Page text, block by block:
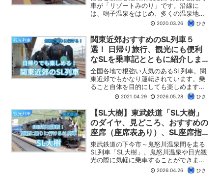
を紹介します！
車が「リゾートみのり」です。沿線に
は、鳴子温泉をはじめ、多くの温泉地が
あり、温泉へのアクセスにも最適です。
仙台～新庄の都市間移動にも使える列車
です。この記事では、「リゾートみの
り」の概要や車内の様子に加え...
2020.03.26 ひさ
観光列車
関東近郊おすすめのSL列車５
選！ 日帰り旅行、観光にも便利
なSLを乗車記とともに紹介しま
す！（2026年版）
全国各地で根強い人気のあるSL列車。関
東近郊でもかなり運転されています。乗
ること自体を目的にしても楽しめます
し、観光地の足としても便利なSL列車。
【ひさの乗り鉄ブログ】では、関東近郊
で運転されている筆者おすすめのSL列車
と現在の運行状況を紹介します。全て、
筆者が実際に乗車したことのあるSL列車
です。
2021.04.29 2026.05.28 ひさ
観光列車
【SL大樹】東武鉄道「SL大樹」
のダイヤ、見どころ、おすすめの
座席（座席表あり）、SL座席指
定券の購入方法を紹介します！
（2026年度版）
東武鉄道の下今市～鬼怒川温泉間を走る
SL列車「SL大樹」。鬼怒川温泉や日光観
光の際に気軽に乗車することができま
す。この記事では、SL大樹の概要をはじ
め、SL座席指定券の予約方法や、座席
2026.04.26 ひさ